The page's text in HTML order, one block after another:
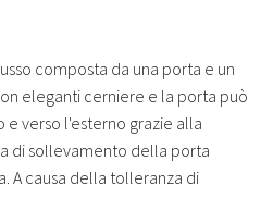
composta da una porta e un
eleganti cerniere e la porta può
verso l'esterno grazie alla
di sollevamento della porta
A causa della tolleranza di